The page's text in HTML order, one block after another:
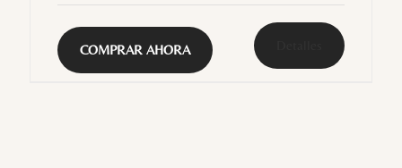
COMPRAR AHORA